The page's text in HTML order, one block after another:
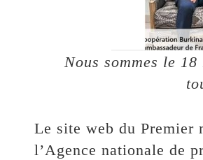
Nous sommes le
Le site web du Premier
l’Agence nationale de